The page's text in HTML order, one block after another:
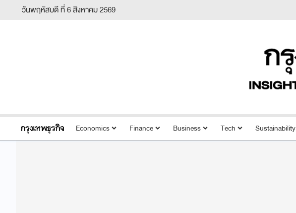
วันพฤหัสบดี ที่ 6 สิงหาคม 2569
Economics Finance Business Tech Sustainability